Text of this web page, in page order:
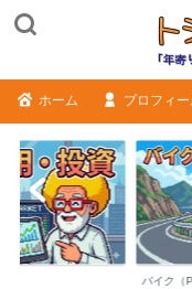
ホーム プロフィ
バイク（